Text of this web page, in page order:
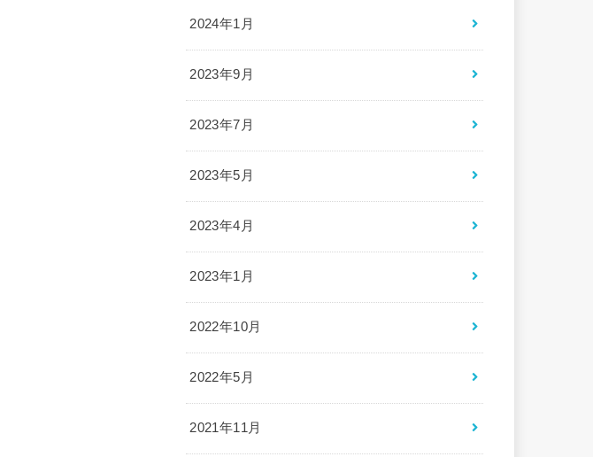
2024年1月
2023年9月
2023年7月
2023年5月
2023年4月
2023年1月
2022年10月
2022年5月
2021年11月